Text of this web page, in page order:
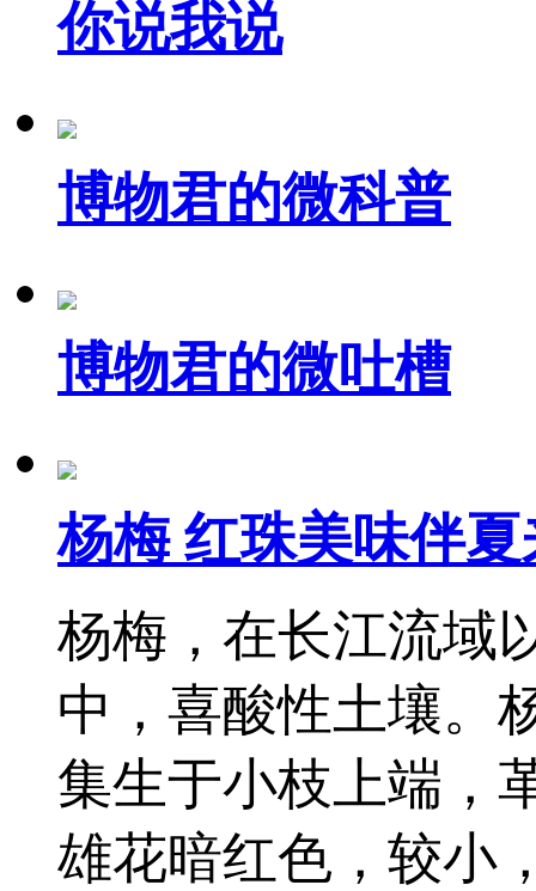
你说我说
博物君的微科普
博物君的微吐槽
杨梅 红珠美味伴夏
杨梅，在长江流域
中，喜酸性土壤。
集生于小枝上端，
雄花暗红色，较